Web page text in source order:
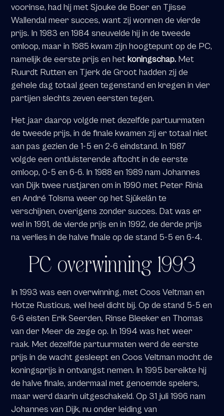
voorinse, had hij met Sjouke de Boer en Tjisse
Wallendal meer succes, want zij wonnen de vierde
prijs. In 1983 en 1984 sneuvelde hij in de tweede
omloop, maar in 1985 kwam zijn hoogtepunt op de PC,
namelijk de eerste prijs en het koningschap. Met
Ruurdt Rutten en Tjerk de Groot hadden zij de
gehele dag totaal geen tegenstand en kregen in vier
partijen slechts zeven eersten tegen.
Het jaar daarop volgde met dezelfde partuurmaten
de tweede prijs, in de finale kwamen zij er totaal niet
aan pas gezien de 1-5 en 2-6 eindstand. In 1987
volgde een ontluisterende aftocht in de eerste
omloop, 0-5 en 6-6. In 1988 en 1989 nam Johannes
van Dijk twee rustjaren om in 1990 met Peter Rinia
en André Tolsma weer op het Sjûkelân te
verschijnen, overigens zonder succes. Dat was er
wel in 1991, de vierde prijs en in 1992, de derde prijs
na verlies in de halve finale op de stand 5-5 en 6-4.
PC overwinning 1993
In 1993 was een overwinning, met Coos Veltman en
Hotze Rusticus, wel heel dicht bij. Op de stand 5-5 en
6-6 eisten Erik Seerden, Rinse Bleeker en Thomas
van der Meer de zege op. In 1994 was het weer
raak. Met dezelfde partuurmaten werd de eerste
prijs in de wacht gesleept en Coos Veltman mocht de
koningsprijs in ontvangst nemen. In 1995 bereikte hij
de halve finale, andermaal met genoemde spelers,
maar werd daarin uitgeschakeld. Op 31 juli 1996 nam
Johannes van Dijk, nu onder leiding van